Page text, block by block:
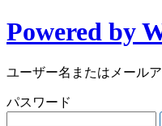
Powered by
ユーザー名またはメール
パスワード